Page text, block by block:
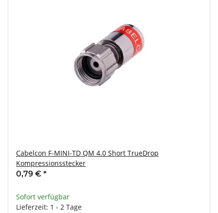
Cabelcon F-MINI-TD QM 4.0 Short TrueDrop
Kompressionsstecker
0,79 € *
Sofort verfügbar
Lieferzeit: 1 - 2 Tage